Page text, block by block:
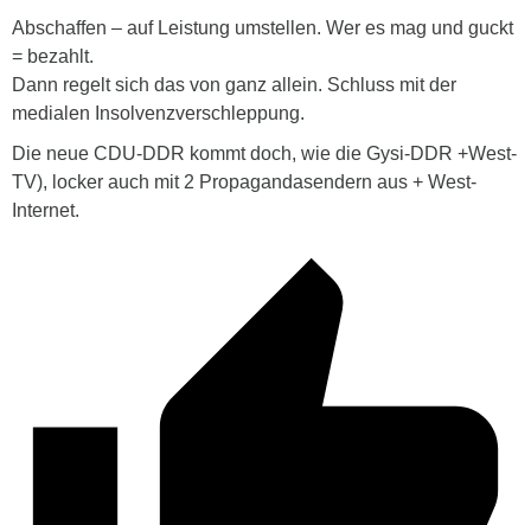
Abschaffen – auf Leistung umstellen. Wer es mag und guckt
= bezahlt.
Dann regelt sich das von ganz allein. Schluss mit der
medialen Insolvenzverschleppung.
Die neue CDU-DDR kommt doch, wie die Gysi-DDR +West-
TV), locker auch mit 2 Propagandasendern aus + West-
Internet.